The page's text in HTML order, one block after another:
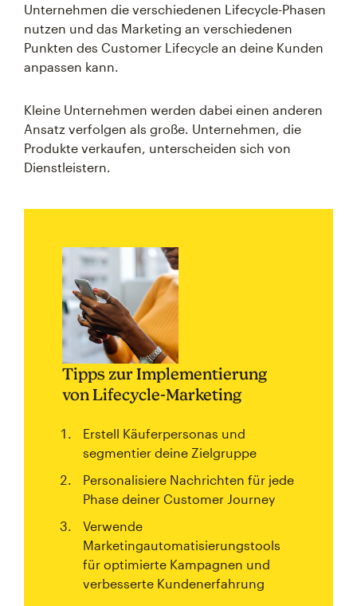
Unternehmen die verschiedenen Lifecycle-Phasen
nutzen und das Marketing an verschiedenen
Punkten des Customer Lifecycle an deine Kunden
anpassen kann.
Kleine Unternehmen werden dabei einen anderen
Ansatz verfolgen als große. Unternehmen, die
Produkte verkaufen, unterscheiden sich von
Dienstleistern.
Tipps zur Implementierung
von Lifecycle-Marketing
Erstell Käuferpersonas und
segmentier deine Zielgruppe
Personalisiere Nachrichten für jede
Phase deiner Customer Journey
Verwende
Marketingautomatisierungstools
für optimierte Kampagnen und
verbesserte Kundenerfahrung